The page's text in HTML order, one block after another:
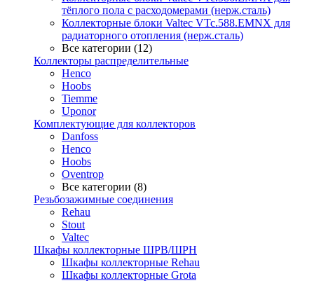
тёплого пола с расходомерами (нерж.сталь)
Коллекторные блоки Valtec VTc.588.EMNX для
радиаторного отопления (нерж.сталь)
Все категории (12)
Коллекторы распределительные
Henco
Hoobs
Tiemme
Uponor
Комплектующие для коллекторов
Danfoss
Henco
Hoobs
Oventrop
Все категории (8)
Резьбозажимные соединения
Rehau
Stout
Valtec
Шкафы коллекторные ШРВ/ШРН
Шкафы коллекторные Rehau
Шкафы коллекторные Grota